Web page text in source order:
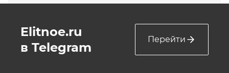
Elitnoe.ru
в Telegram
Перейти